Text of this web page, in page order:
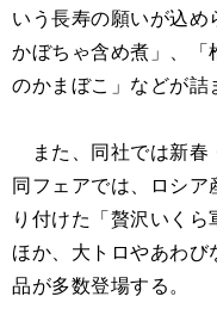
いう長寿の願いが込
かぼちゃ含め煮」、「
のかまぼこ」などが詰
また、同社では新春
同フェアでは、ロシ
り付けた「贅沢いく
ほか、大トロやあわ
品が多数登場する。